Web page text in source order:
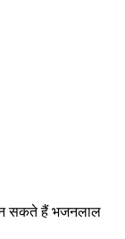
सकते हैं भजनलाल